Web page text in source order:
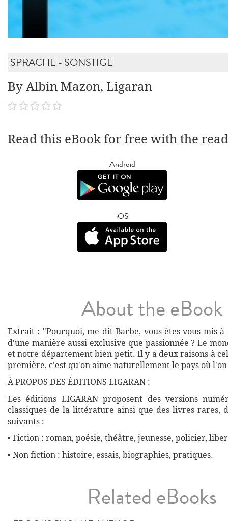
SPRACHE - SONSTIGE
By Albin Mazon, Ligaran
Read this eBook for free with the
Android
iOS
About the eBook
Extrait : "Pourquoi, me dit Barbe, vous êtes-vous mis
d'une manière aussi exclusive que passionnée ? Le
et notre département bien petit. Il y a deux raisons à
première, c'est qu'on aime naturellement le pays où
À PROPOS DES ÉDITIONS LIGARAN :
Les éditions LIGARAN proposent des versions
classiques de la littérature ainsi que des livres rares,
suivants :
• Fiction : roman, poésie, théâtre, jeunesse, policier,
• Non fiction : histoire, essais, biographies, pratiques.
Related eBooks